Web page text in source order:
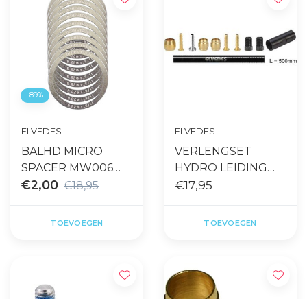
-89%
ELVEDES
BALHD MICRO
SPACER MW006
11/8" 0.25
€2,00 €18,95
TOEVOEGEN
ELVEDES
VERLENGSET
HYDRO LEIDING
SHIMANO
€17,95
TOEVOEGEN